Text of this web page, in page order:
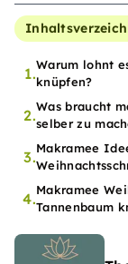
1.Warum lohnt
knüpfen?
2.Was braucht
selber zu
3.Makramee
4.Makramee
Tannenbaum